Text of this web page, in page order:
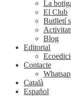
La
El Club
Butlletí
Blog
Editorial
Contacte
Català
Español